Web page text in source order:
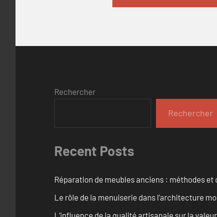
Rechercher
Rechercher
Recent Posts
Réparation de meubles anciens : méthodes et
Le rôle de la menuiserie dans l’architecture